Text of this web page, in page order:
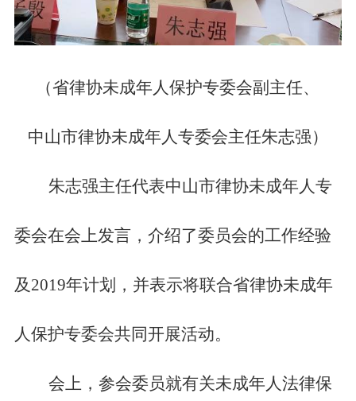
（省律协未成年人保护专委会副主任、
中山市律协未成年人专委会主任朱志强）
朱志强主任代表中山市律协未成年人专
委会在会上发言，介绍了委员会的工作经验
及2019年计划，并表示将联合省律协未成年
人保护专委会共同开展活动。
会上，参会委员就有关未成年人法律保